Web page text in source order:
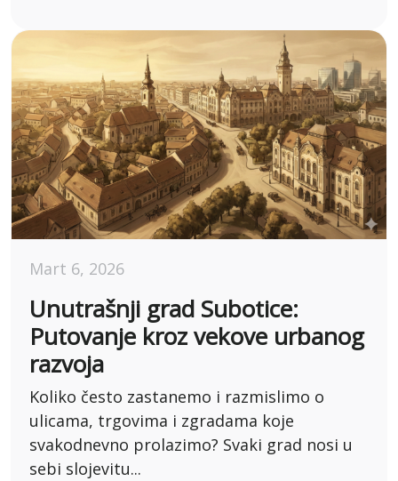
Mart 6, 2026
Unutrašnji grad Subotice:
Putovanje kroz vekove urbanog
razvoja
Koliko često zastanemo i razmislimo o
ulicama, trgovima i zgradama koje
svakodnevno prolazimo? Svaki grad nosi u
sebi slojevitu...